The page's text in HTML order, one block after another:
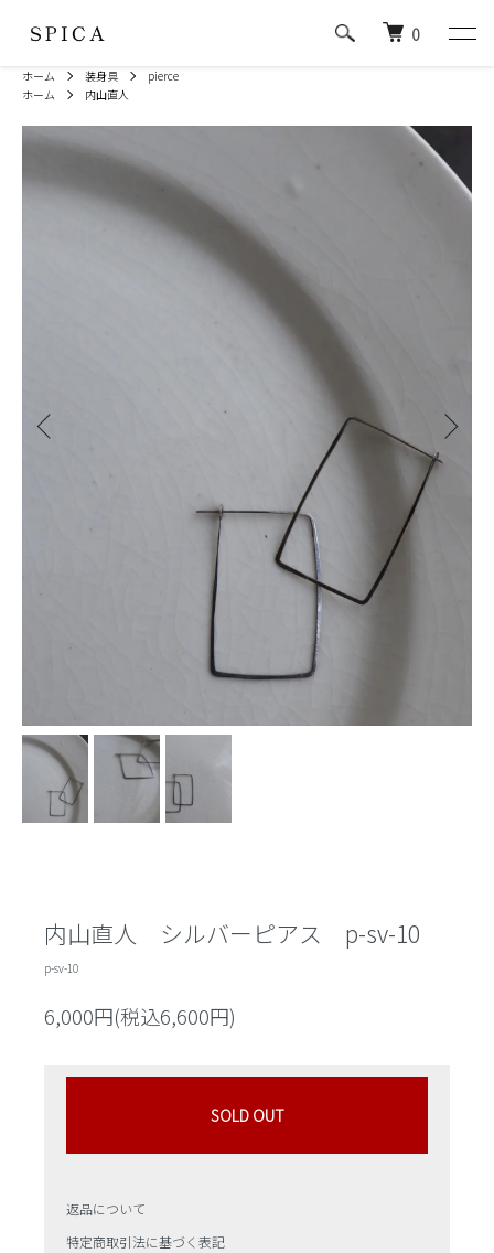
0
ホーム 装身具
pierce
ホーム
内山直人
内山直人 シルバーピアス p-sv-10
p-sv-10
6,000円(税込6,600円)
SOLD OUT
返品について
特定商取引法に基づく表記